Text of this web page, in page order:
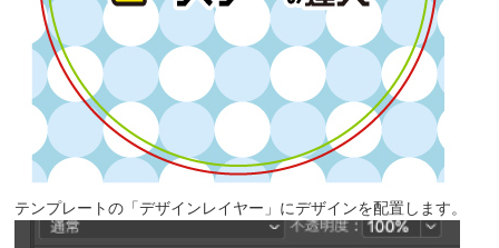
テンプレートの「デザインレイヤー」にデザインを配置します。